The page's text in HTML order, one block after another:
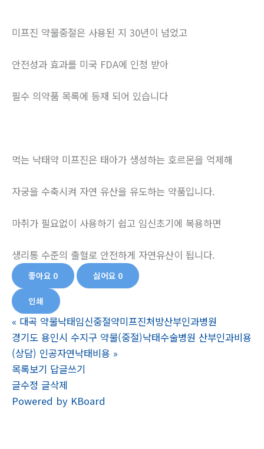
미프진 약물중절은 사용된 지 30년이 넘었고
안전성과 효과를 미국 FDA에 인정 받아
필수 의약품 목록에 등재 되어 있습니다
먹는 낙태약 미프진은 태아가 생성하는 호르몬을 억제해
자궁을 수축시켜 자연 유산을 유도하는 약품입니다.
마취가 필요없이 사용하기 쉽고 임신초기에 복용하면
생리통 수준의 출혈로 안전하게 자연유산이 됩니다.
좋아요 0 싫어요 0
인쇄
« 대곡 약물낙태임신중절약미프진처방산부인과병원
경기도 용인시 수지구 약물(중절)낙태수술병원 산부인과비용
(상담) 인공자연낙태비용 »
목록보기 답글쓰기
글수정 글삭제
Powered by KBoard